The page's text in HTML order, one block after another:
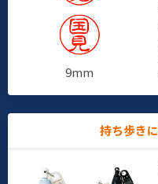
9mm
持ち歩き